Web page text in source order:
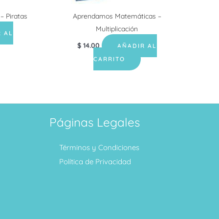
Piratas
AL
Aprendamos Matemáticas –
Multiplicación
$14.00
AÑADIR AL
CARRITO
Páginas Legales
Términos y Condiciones
Política de Privacidad